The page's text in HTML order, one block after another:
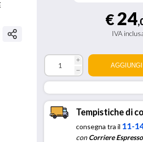
€24
IVA
i
h
Tempistiche di
consegna tra il 11-
conCorriere Espresso